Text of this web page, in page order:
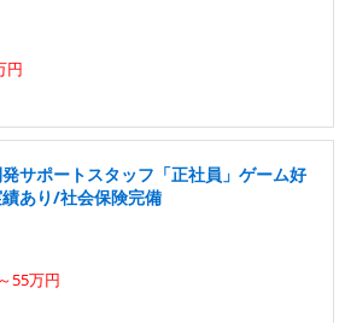
円
サポートスタッフ「正社員」ゲーム好
あり/社会保険完備
55万円